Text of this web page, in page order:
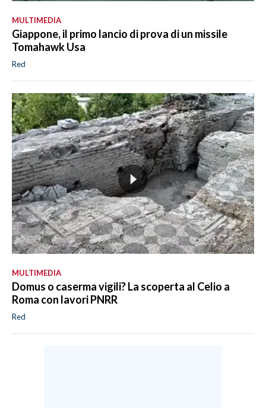
MULTIMEDIA
Giappone, il primo lancio di prova di un missile
Tomahawk Usa
Red
MULTIMEDIA
Domus o caserma vigili? La scoperta al Celio a
Roma con lavori PNRR
Red